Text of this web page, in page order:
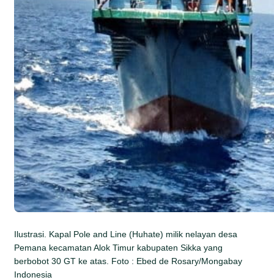
Ilustrasi. Kapal Pole and Line (Huhate) milik nelayan desa
Pemana kecamatan Alok Timur kabupaten Sikka yang
berbobot 30 GT ke atas. Foto : Ebed de Rosary/Mongabay
Indonesia